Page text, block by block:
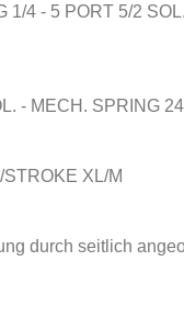
1/4 - 5 PORT 5/2
- MECH. SPRING
XL/M
durch seitlich